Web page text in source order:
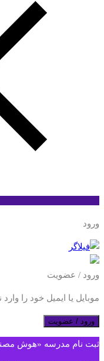
ورود
ورود / عضویت
موبایل یا ایمیل خود را وارد
ورود / عضویت
ثبت نام مدرسه «هوش